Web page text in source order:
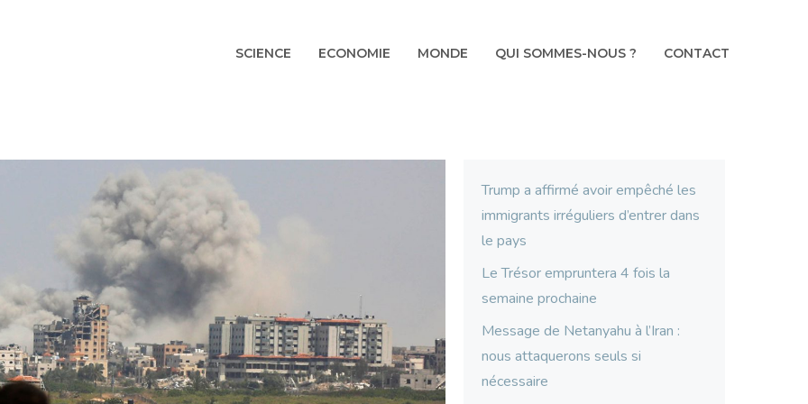
SCIENCE ECONOMIE MONDE QUI SOMMES-NOUS ? CONTACT
Trump a affirmé avoir empêché les
immigrants irréguliers d’entrer dans
le pays
Le Trésor empruntera 4 fois la
semaine prochaine
Message de Netanyahu à l’Iran :
nous attaquerons seuls si
nécessaire